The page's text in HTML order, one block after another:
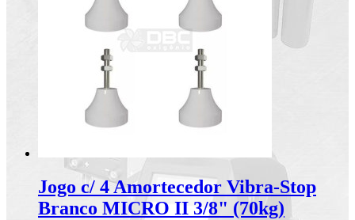
Jogo c/ 4 Amortecedor Vibra-Stop
Branco MICRO II 3/8" (70kg)